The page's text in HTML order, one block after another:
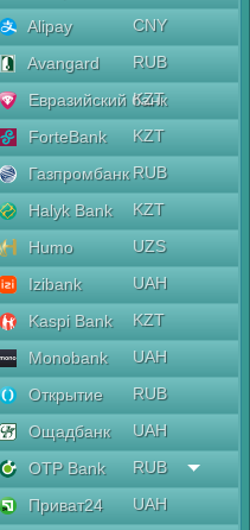
Alipay
CNY
Avangard
RUB
Евразийский банк
KZT
ForteBank
KZT
Газпромбанк RUB
Halyk Bank
KZT
Humo
UZS
Izibank
UAH
Kaspi Bank
KZT
Monobank
UAH
Открытие
RUB
Ощадбанк
UAH
OTP Bank
RUB
Приват24
UAH